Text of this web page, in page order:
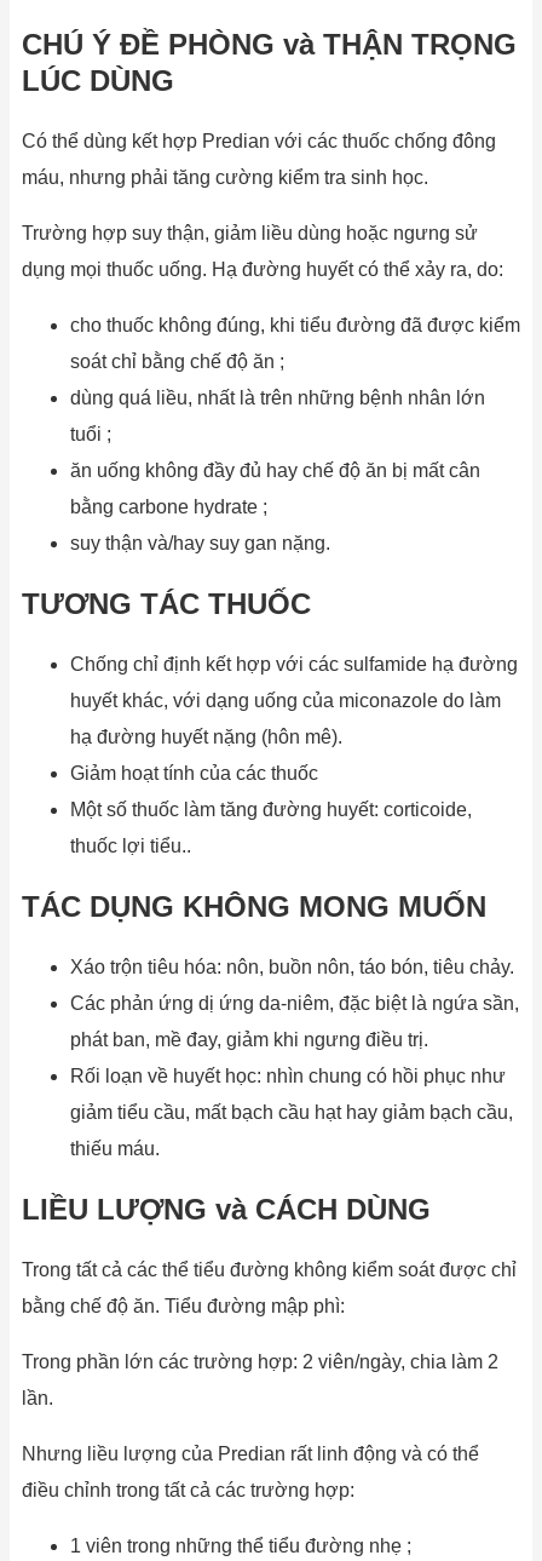
CHÚ Ý ĐỀ PHÒNG và THẬN TRỌNG
LÚC DÙNG
Có thể dùng kết hợp Predian với các thuốc chống đông
máu, nhưng phải tăng cường kiểm tra sinh học.
Trường hợp suy thận, giảm liều dùng hoặc ngưng sử
dụng mọi thuốc uống. Hạ đường huyết có thể xảy ra, do:
cho thuốc không đúng, khi tiểu đường đã được kiểm
soát chỉ bằng chế độ ăn ;
dùng quá liều, nhất là trên những bệnh nhân lớn
tuổi ;
ăn uống không đầy đủ hay chế độ ăn bị mất cân
bằng carbone hydrate ;
suy thận và/hay suy gan nặng.
TƯƠNG TÁC THUỐC
Chống chỉ định kết hợp với các sulfamide hạ đường
huyết khác, với dạng uống của miconazole do làm
hạ đường huyết nặng (hôn mê).
Giảm hoạt tính của các thuốc
Một số thuốc làm tăng đường huyết: corticoide,
thuốc lợi tiểu..
TÁC DỤNG KHÔNG MONG MUỐN
Xáo trộn tiêu hóa: nôn, buồn nôn, táo bón, tiêu chảy.
Các phản ứng dị ứng da-niêm, đặc biệt là ngứa sần,
phát ban, mề đay, giảm khi ngưng điều trị.
Rối loạn về huyết học: nhìn chung có hồi phục như
giảm tiểu cầu, mất bạch cầu hạt hay giảm bạch cầu,
thiếu máu.
LIỀU LƯỢNG và CÁCH DÙNG
Trong tất cả các thể tiểu đường không kiểm soát được chỉ
bằng chế độ ăn. Tiểu đường mập phì:
Trong phần lớn các trường hợp: 2 viên/ngày, chia làm 2
lần.
Nhưng liều lượng của Predian rất linh động và có thể
điều chỉnh trong tất cả các trường hợp:
1 viên trong những thể tiểu đường nhẹ ;